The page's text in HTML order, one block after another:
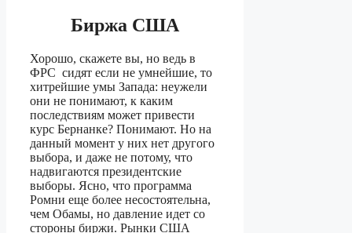
Биржа США
Хорошо, скажете вы, но ведь в
ФРС сидят если не умнейшие, то
хитрейшие умы Запада: неужели
они не понимают, к каким
последствиям может привести
курс Бернанке? Понимают. Но на
данный момент у них нет другого
выбора, и даже не потому, что
надвигаются президентские
выборы. Ясно, что программа
Ромни еще более несостоятельна,
чем Обамы, но давление идет со
стороны биржи. Рынки США